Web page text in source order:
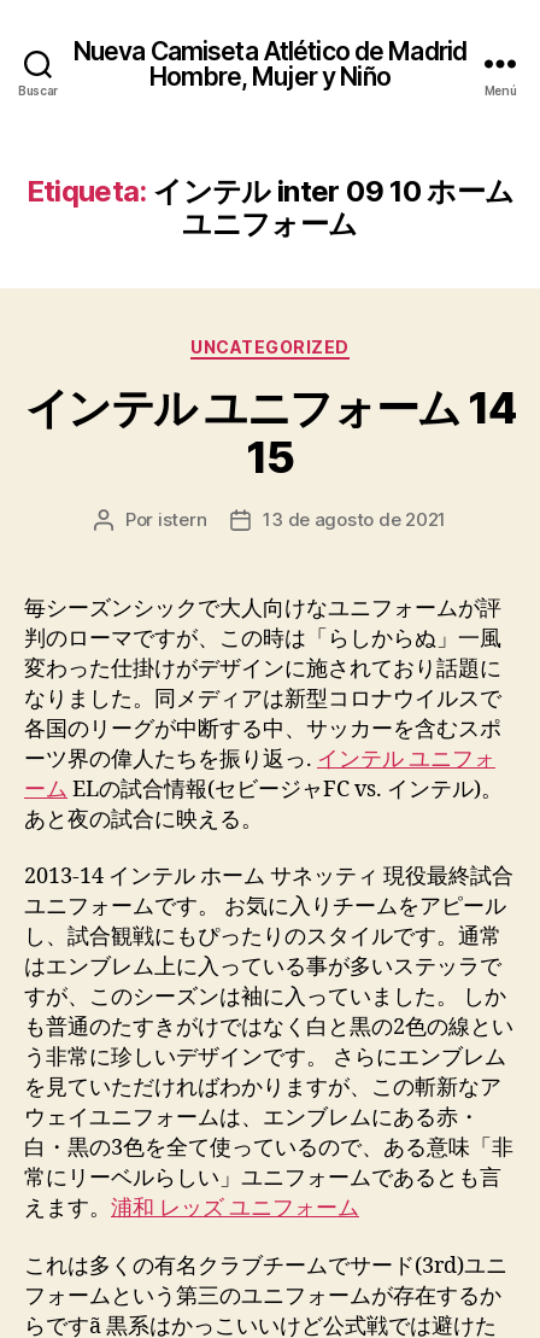
Buscar
Nueva Camiseta Atlético de Madrid
Hombre, Mujer y Niño
Menú
Etiqueta: インテル inter 09 10 ホーム
ユニフォーム
Categorías
UNCATEGORIZED
インテル ユニフォーム 14
15
Autor
entrada
Por istern
Fecha
entrada
13 de agosto de 2021
毎シーズンシックで大人向けなユニフォームが評
判のローマですが、この時は「らしからぬ」一風
変わった仕掛けがデザインに施されており話題に
なりました。同メディアは新型コロナウイルスで
各国のリーグが中断する中、サッカーを含むスポ
ーツ界の偉人たちを振り返っ. インテル ユニフォ
ーム ELの試合情報(セビージャFC vs. インテル)。
あと夜の試合に映える。
2013-14 インテル ホーム サネッティ 現役最終試合
ユニフォームです。 お気に入りチームをアピール
し、試合観戦にもぴったりのスタイルです。通常
はエンブレム上に入っている事が多いステッラで
すが、このシーズンは袖に入っていました。 しか
も普通のたすきがけではなく白と黒の2色の線とい
う非常に珍しいデザインです。 さらにエンブレム
を見ていただければわかりますが、この斬新なア
ウェイユニフォームは、エンブレムにある赤・
白・黒の3色を全て使っているので、ある意味「非
常にリーベルらしい」ユニフォームであるとも言
えます。 浦和 レッズ ユニフォーム
これは多くの有名クラブチームでサード(3rd)ユニ
フォームという第三のユニフォームが存在するか
らですã 黒系はかっこいいけど公式戦では避けた